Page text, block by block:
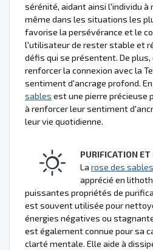
sérénité, aidant ainsi l'individu à
même dans les situations les
favorise la persévérance et le
l'utilisateur de rester stable et
défis qui se présentent. De
renforcer la connexion avec la
sentiment d'ancrage profond.
sables est une pierre précieuse
à renforcer leur sentiment
leur vie quotidienne.
PURIFICATION ET
La rose des sables
apprécié en
puissantes propriétés de
est souvent utilisée pour
énergies négatives ou
est également connue pour sa
clarté mentale. Elle aide à